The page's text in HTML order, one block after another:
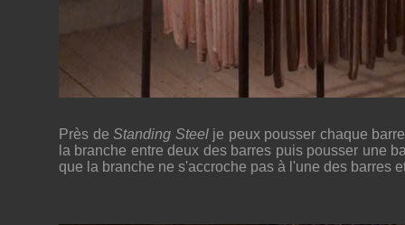
Près deStanding Steelje peux pousser chaque
la branche entre deux des barres puis pousser une
que la branche ne s'accroche pas à l'une des barres